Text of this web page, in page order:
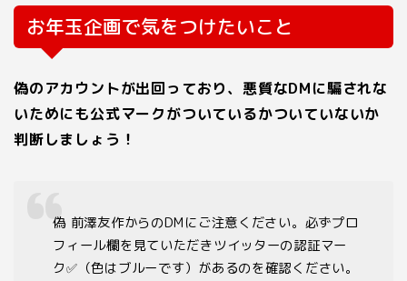
お年玉企画で気をつけたいこと
偽のアカウントが出回っており、悪質なDMに騙されな
いためにも公式マークがついているかついていないか
判断しましょう！
偽 前澤友作からのDMにご注意ください。必ずプロ
フィール欄を見ていただきツイッターの認証マー
ク✅（色はブルーです）があるのを確認ください。